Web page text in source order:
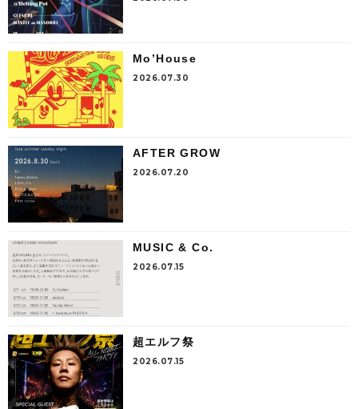
Mo’House
2026.07.30
AFTER GROW
2026.07.20
MUSIC & Co.
2026.07.15
超エルフ祭
2026.07.15